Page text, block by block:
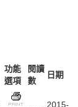
功能
選項
閱讀
數
日期
2015-